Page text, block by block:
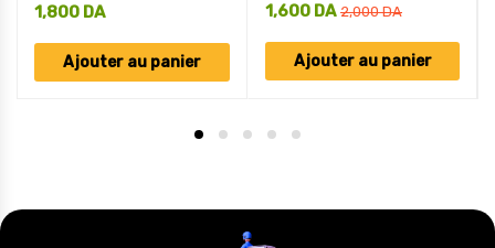
1,800 DA
Ajouter au panier
2,000DA
1,600 DA
Ajouter au panier